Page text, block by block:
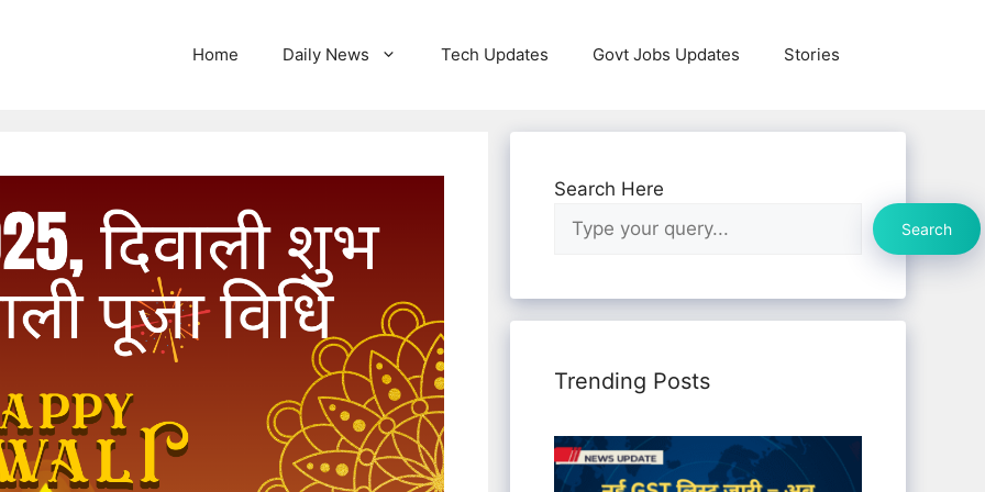
Home Daily News Tech Updates Govt Jobs Updates Stories
Search Here
Search
Trending Posts